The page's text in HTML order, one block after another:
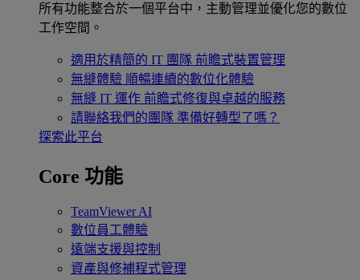
所有功能整合於一個平台中，主動管理並優化您的數位
工作空間。
適用於精簡的 IT 團隊 前瞻式裝置管理
無縫體驗 順暢連續的數位化體驗
無縫 IT 運作 前瞻式修復與卓越的服務
請聯絡我們的團隊 準備好轉型了嗎？
探索此平台
Core 功能
TeamViewer AI
數位員工體驗
遠端支援與控制
資產與修補程式管理